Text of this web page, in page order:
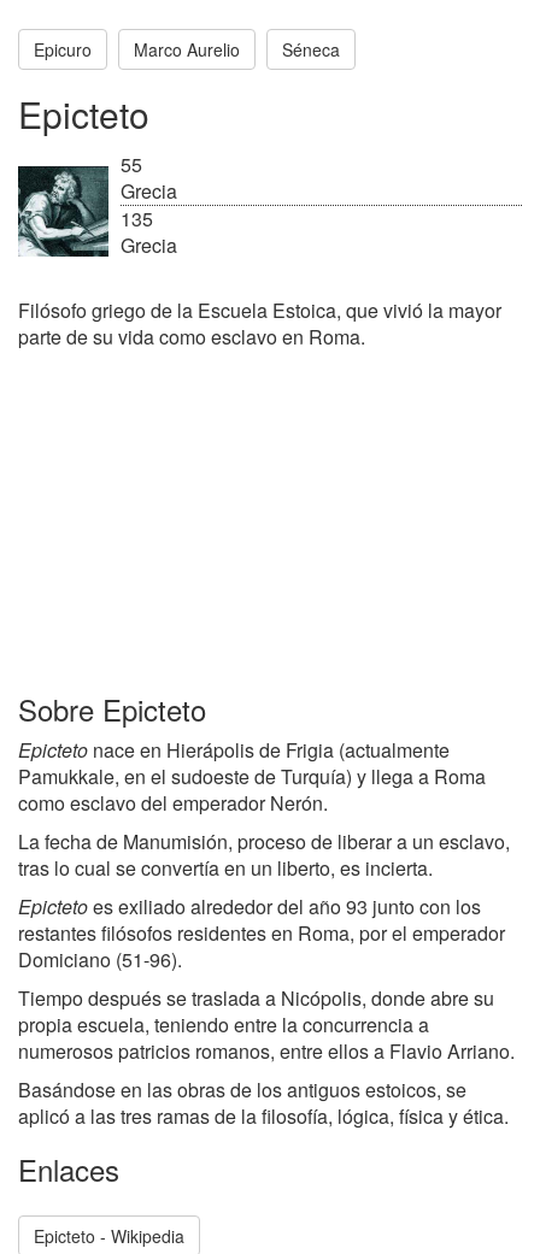
Epicuro Marco Aurelio Séneca
Epicteto
55
Grecia
135
Grecia
Filósofo griego de la Escuela Estoica, que vivió la mayor
parte de su vida como esclavo en Roma.
Sobre Epicteto
Epicteto nace en Hierápolis de Frigia (actualmente
Pamukkale, en el sudoeste de Turquía) y llega a Roma
como esclavo del emperador Nerón.
La fecha de Manumisión, proceso de liberar a un esclavo,
tras lo cual se convertía en un liberto, es incierta.
Epictetoes exiliado alrededor del año 93 junto con los
restantes filósofos residentes en Roma, por el emperador
Domiciano (51-96).
Tiempo después se traslada a Nicópolis, donde abre su
propia escuela, teniendo entre la concurrencia a
numerosos patricios romanos, entre ellos a Flavio Arriano.
Basándose en las obras de los antiguos estoicos, se
aplicó a las tres ramas de la filosofía, lógica, física y ética.
Enlaces
Epicteto - Wikipedia